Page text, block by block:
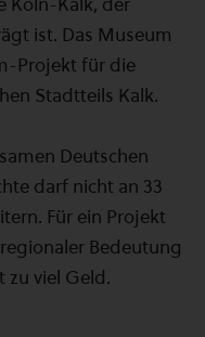
ist. Das Museum
Projekt für die
Stadtteils Kalk.
Deutschen
darf nicht an 33
Für ein Projekt
Bedeutung
zu viel Geld.